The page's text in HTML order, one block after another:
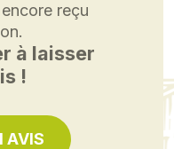
reçu
à laisser
!
AVIS